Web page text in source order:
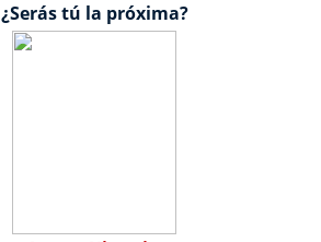
¿Serás tú la próxima?